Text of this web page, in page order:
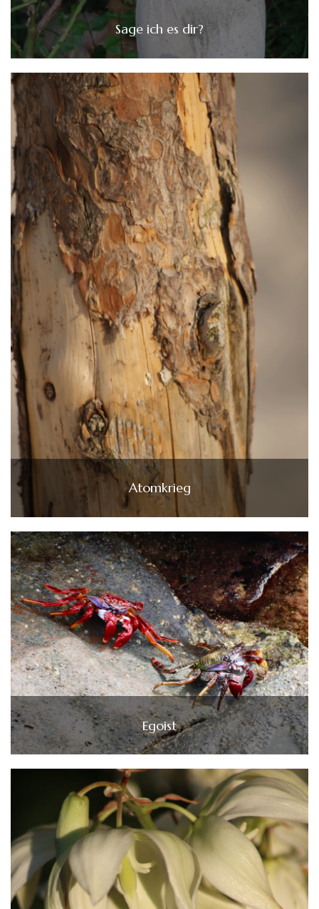
Sage ich es dir?
Atomkrieg
Egoist